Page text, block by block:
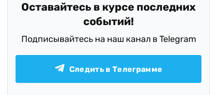
Оставайтесь в курсе последних
событий!
Подписывайтесь на наш канал в Telegram
Следить в Телеграмме